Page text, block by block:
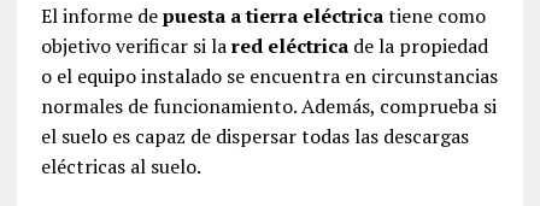
El informe depuesta a tierra eléctricatiene como
objetivo verificar si lared eléctricade la propiedad
o el equipo instalado se encuentra en circunstancias
normales de funcionamiento. Además, comprueba si
el suelo es capaz de dispersar todas las descargas
eléctricas al suelo.